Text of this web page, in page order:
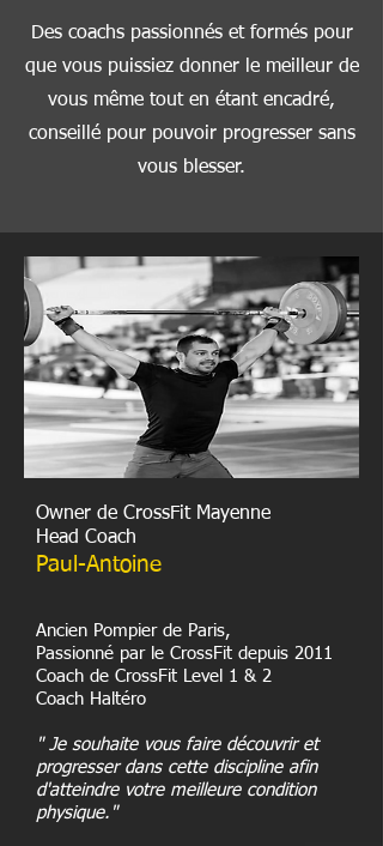
Des coachs passionnés et formés pour
que vous puissiez donner le meilleur de
vous même tout en étant encadré,
conseillé pour pouvoir progresser sans
vous blesser.
Owner de CrossFit Mayenne
Head Coach
Paul-Antoine
Ancien Pompier de Paris,
Passionné par le CrossFit depuis 2011
Coach de CrossFit Level 1 & 2
Coach Haltéro
" Je souhaite vous faire découvrir et
progresser dans cette discipline afin
d'atteindre votre meilleure condition
physique."